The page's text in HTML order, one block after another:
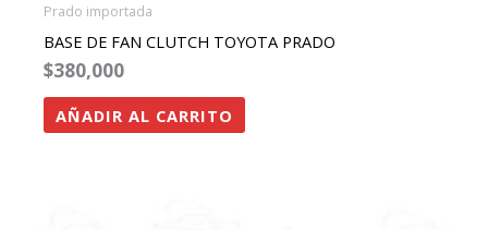
Prado importada
BASE DE FAN CLUTCH TOYOTA PRADO
$380,000
AÑADIR AL CARRITO